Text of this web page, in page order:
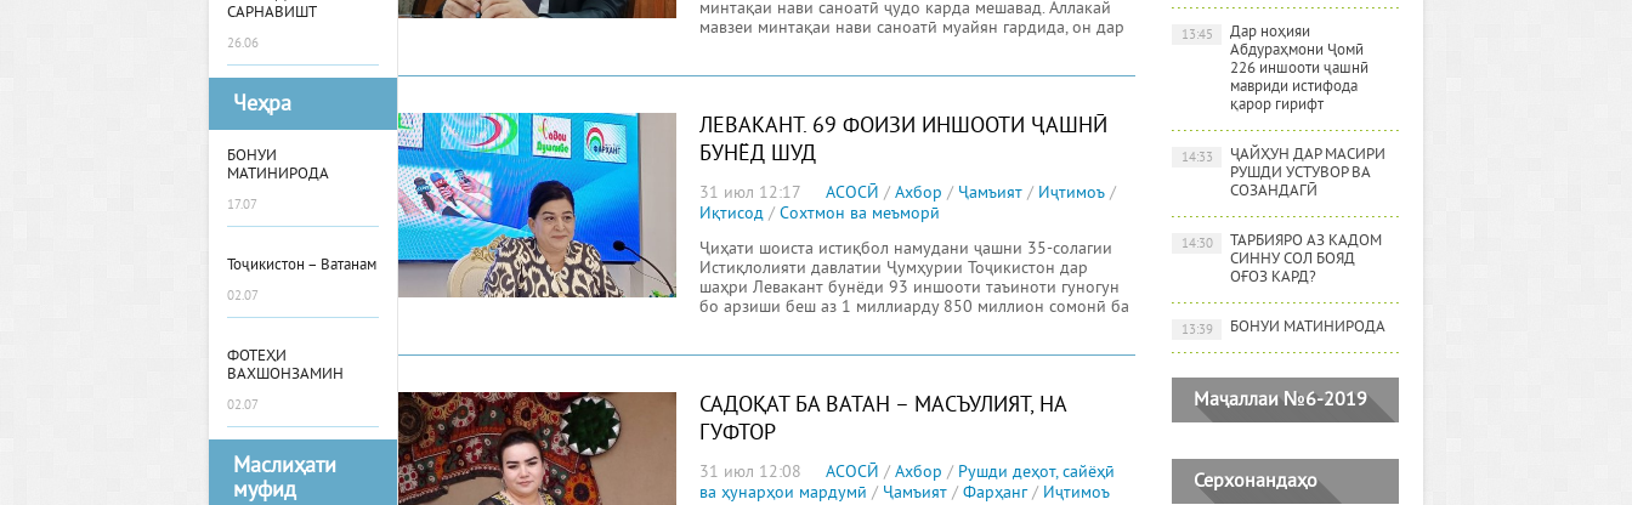
САРНАВИШТ
26.06
Чеҳра
БОНУИ
МАТИНИРОДА
17.07
Тоҷикистон – Ватанам
02.07
ФОТЕҲИ
ВАХШОНЗАМИН
02.07
Маслиҳати
муфид
минтақаи нави саноатӣ ҷудо карда мешавад. Аллакай
мавзеи минтақаи нави саноатӣ муайян гардида, он дар
ЛЕВАКАНТ. 69 ФОИЗИ ИНШООТИ ҶАШНӢ
БУНЁД ШУД
31 июл 12:17 АСОСӢ / Ахбор / Ҷамъият / Иҷтимоъ /
Иқтисод / Сохтмон ва меъморӣ
Ҷиҳати шоиста истиқбол намудани ҷашни 35-солагии
Истиқлолияти давлатии Ҷумҳурии Тоҷикистон дар
шаҳри Левакант бунёди 93 иншооти таъиноти гуногун
бо арзиши беш аз 1 миллиарду 850 миллион сомонӣ ба
САДОҚАТ БА ВАТАН – МАСЪУЛИЯТ, НА
ГУФТОР
31 июл 12:08 АСОСӢ / Ахбор / Рушди деҳот, сайёҳӣ
ва ҳунарҳои мардумӣ / Ҷамъият / Фарҳанг/ Иҷтимоъ
Дар ноҳияи
Абдураҳмони Ҷомӣ
226 иншооти ҷашнӣ
мавриди истифода
қарор гирифт
13:45
ҶАЙҲУН ДАР МАСИРИ
РУШДИ УСТУВОР ВА
СОЗАНДАГӢ
14:33
ТАРБИЯРО АЗ КАДОМ
СИННУ СОЛ БОЯД
ОҒОЗ КАРД?
14:30
БОНУИ МАТИНИРОДА
13:39
Маҷаллаи №6-2019
Серхонандаҳо